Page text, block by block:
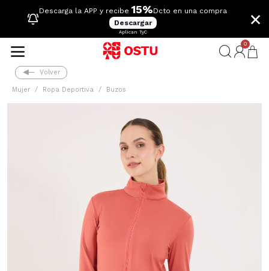
Descarga la APP y recibe 15%Dcto en una compra
Descargar
Aplican TyC
×
0
Volver
Mujer Ropa Deportiva Buzos